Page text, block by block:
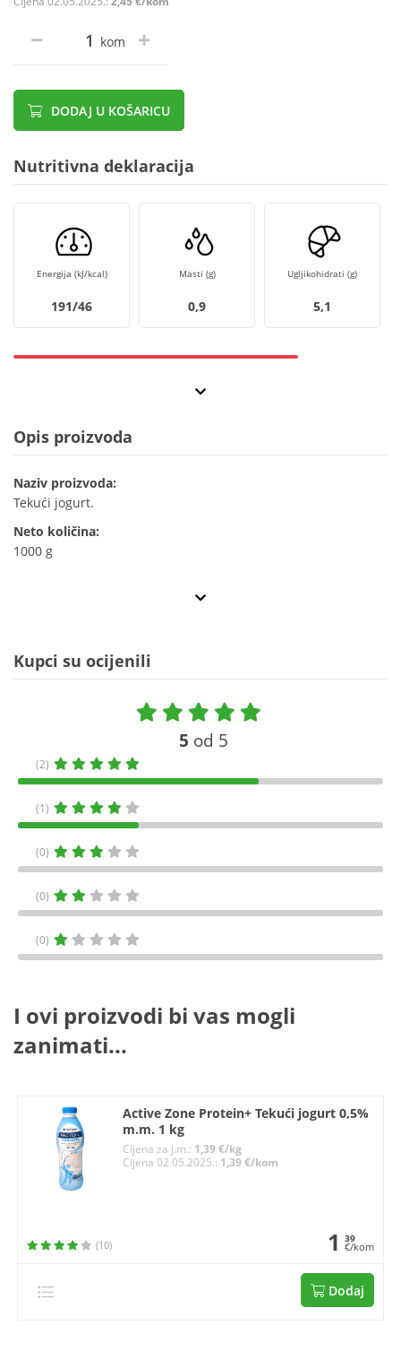
kom
DODAJ U KOŠARICU
Nutritivna deklaracija
Energija (kJ/kcal)
191/46
Masti (g)
0,9
Ugljikohidrati (g)
5,1
Opis proizvoda
Naziv proizvoda:
Tekući jogurt.
Neto količina:
1000 g
Kupci su ocijenili
5 od 5
(2)
(1)
(0)
(0)
(0)
I ovi proizvodi bi vas mogli
zanimati...
Active Zone Protein+ Tekući jogurt 0,5%
m.m. 1 kg
Cijena za j.m.: 1,39 €/kg
Cijena 02.05.2025.: 1,39 €/kom
(10) 1 39
€/kom
Dodaj